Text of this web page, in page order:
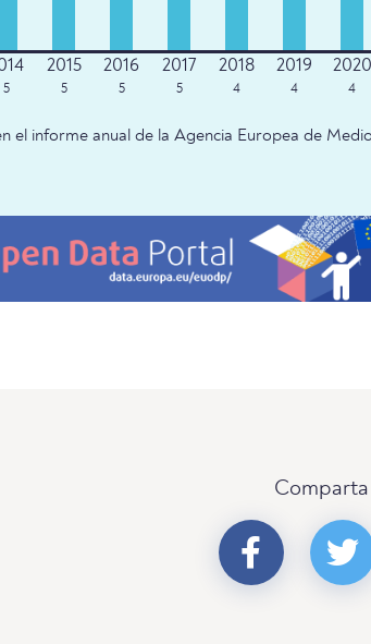
5 5 5 5 4 4 4
el informe anual de la Agencia Europea de Medio
Comparta